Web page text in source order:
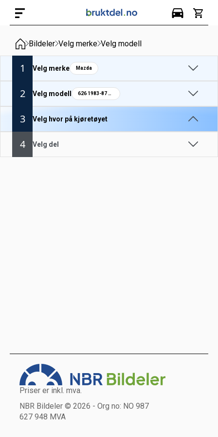
Bildeler Velg merke Velg modell
1 Velg merke Mazda
2 Velg modell 626 1983-87 GC
3 Velg hvor på kjøretøyet
4 Velg del
Priser er inkl. mva.
NBR Bildeler © 2026 - Org no: NO 987
627 948 MVA